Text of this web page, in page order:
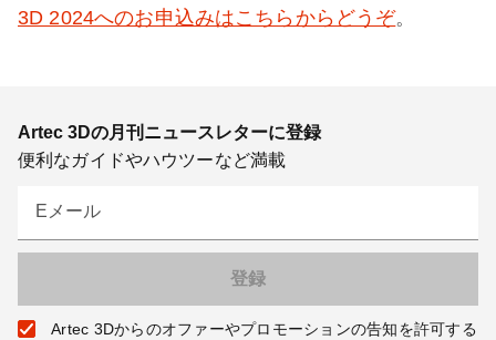
3D 2024へのお申込みはこちらからどうぞ。
Artec 3Dの月刊ニュースレターに登録
便利なガイドやハウツーなど満載
Eメール
Artec 3Dからのオファーやプロモーションの告知を許可する